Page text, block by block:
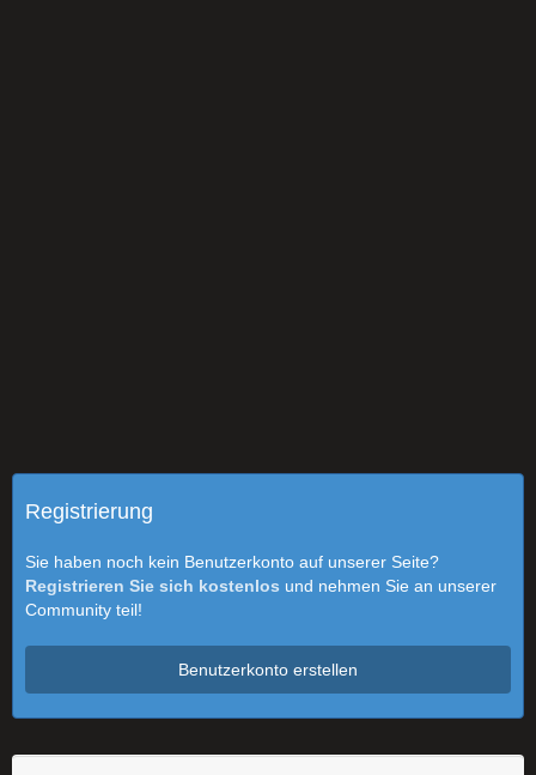
Registrierung
Sie haben noch kein Benutzerkonto auf unserer Seite?
Registrieren Sie sich kostenlos und nehmen Sie an unserer
Community teil!
Benutzerkonto erstellen